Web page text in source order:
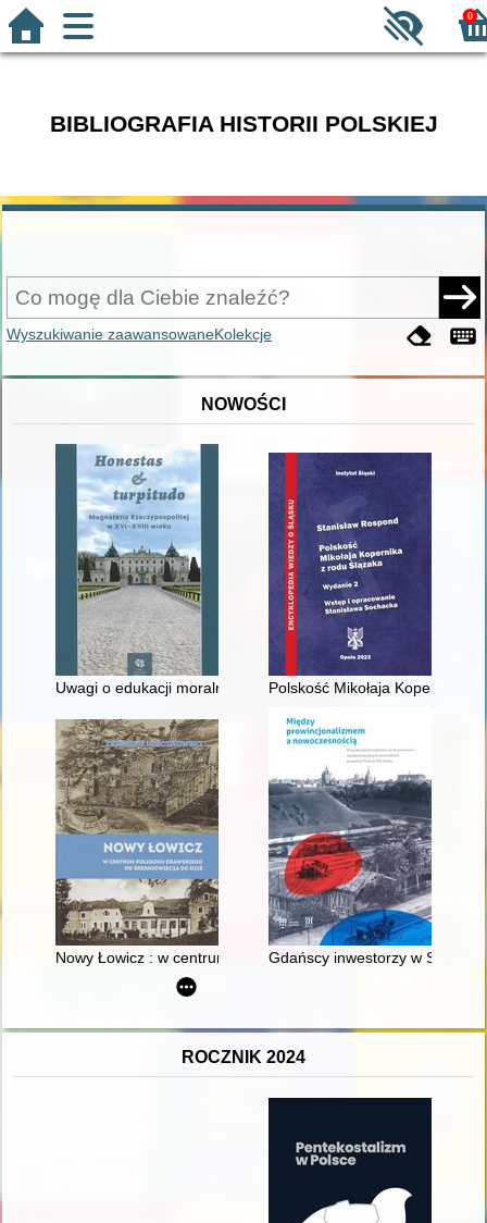
0
BIBLIOGRAFIA HISTORII POLSKIEJ
Wyszukiwanie zaawansowaneKolekcje
NOWOŚCI
Uwagi o edukacji moralnej synów szlacheckich w XVI-
Polskość Mikołaja Kopernika z
Nowy Łowicz : w centrum poligonu drawskiego od
Gdańscy inwestorzy w
ROCZNIK 2024